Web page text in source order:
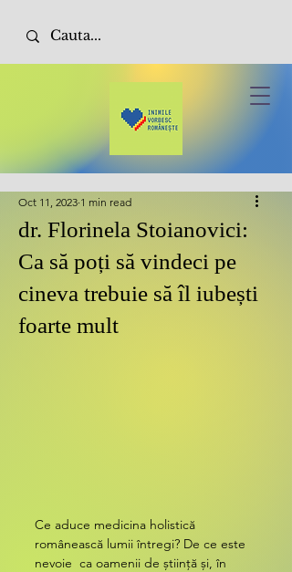
dr. Florinela Stoianovici:
Ca să poți să vindeci pe
cineva trebuie să îl iubești
foarte mult
Oct 11, 2023 1 min read
Ce aduce medicina holistică
românească lumii întregi? De ce este
nevoie  ca oamenii de știință și, în